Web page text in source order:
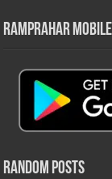
RamPrahar
Random Posts